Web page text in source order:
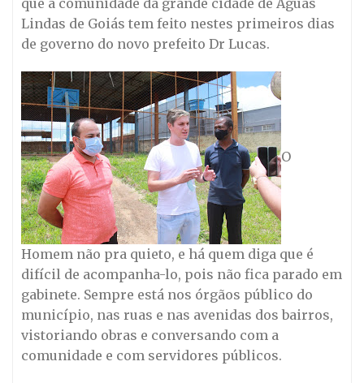
que a comunidade da grande cidade de Águas
Lindas de Goiás tem feito nestes primeiros dias
de governo do novo prefeito Dr Lucas.
O
Homem não pra quieto, e há quem diga que é
difícil de acompanha-lo, pois não fica parado em
gabinete. Sempre está nos órgãos público do
município, nas ruas e nas avenidas dos bairros,
vistoriando obras e conversando com a
comunidade e com servidores públicos.